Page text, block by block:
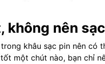
không nên
khâu sạc pin nên có
một chút nào, bạn chỉ